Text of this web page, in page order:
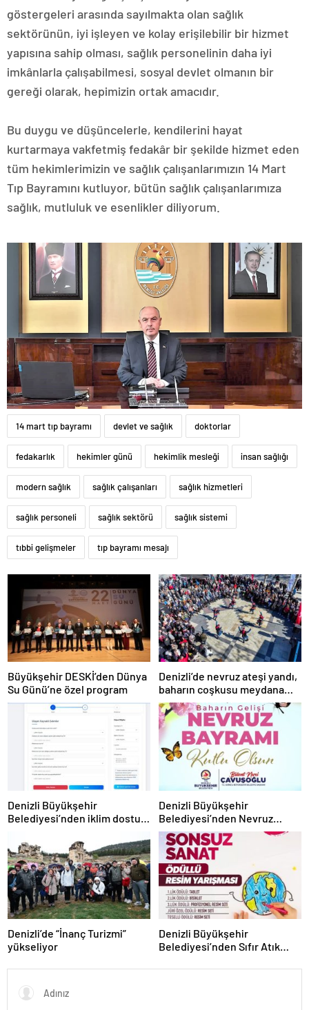
göstergeleri arasında sayılmakta olan sağlık
sektörünün, iyi işleyen ve kolay erişilebilir bir hizmet
yapısına sahip olması, sağlık personelinin daha iyi
imkânlarla çalışabilmesi, sosyal devlet olmanın bir
gereği olarak, hepimizin ortak amacıdır.
Bu duygu ve düşüncelerle, kendilerini hayat
kurtarmaya vakfetmiş fedakâr bir şekilde hizmet eden
tüm hekimlerimizin ve sağlık çalışanlarımızın 14 Mart
Tıp Bayramını kutluyor, bütün sağlık çalışanlarımıza
sağlık, mutluluk ve esenlikler diliyorum.
14 mart tıp bayramı devlet ve sağlık doktorlar
fedakarlık hekimler günü hekimlik mesleği insan sağlığı
modern sağlık sağlık çalışanları sağlık hizmetleri
sağlık personeli sağlık sektörü sağlık sistemi
tıbbi gelişmeler tıp bayramı mesajı
Büyükşehir DESKİ’den Dünya
Su Günü’ne özel program
Denizli’de nevruz ateşi yandı,
baharın coşkusu meydana
taştı
Denizli Büyükşehir
Belediyesi’nden iklim dostu
Denizli Büyükşehir
Belediyesi’nden Nevruz
kutlaması
Denizli’de “İnanç Turizmi”
yükseliyor
Denizli Büyükşehir
Belediyesi’nden Sıfır Atık